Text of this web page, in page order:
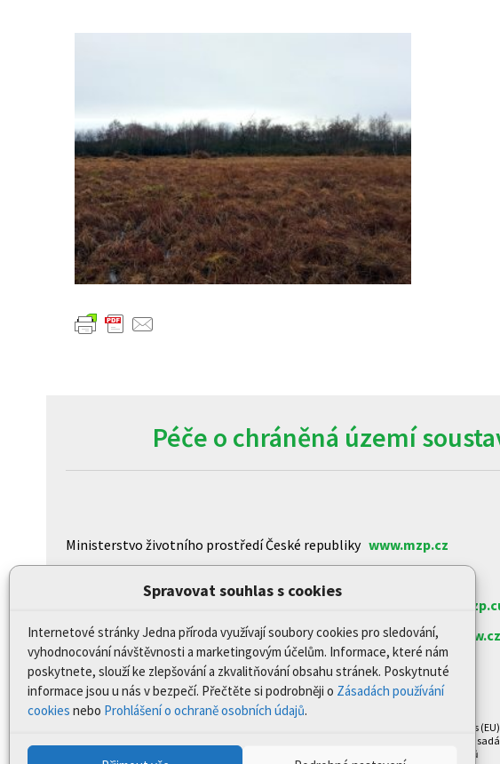
Spravovat souhlas s cookies
Internetové stránky Jedna příroda využívají soubory cookies pro sledování,
vyhodnocování návštěvnosti a marketingovým účelům. Informace, které nám
poskytnete, slouží ke zlepšování a zkvalitňování obsahu stránek. Poskytnuté
informace jsou u nás v bezpečí. Přečtěte si podrobněji o Zásadách používání
cookies nebo Prohlášení o ochraně osobních údajů.
Péče o chráněná území
Ministerstvo životního prostředí České republiky www.mzp.cz
www.nature.cz
CzechGlobe – Ústav výzkumu globální změny Akademie věd ČR
Biologické centrum AV ČR, v.v.iwww.upb.cas.cz/
Zásady cookies (EU)
Prohlášení o
osobních údajů